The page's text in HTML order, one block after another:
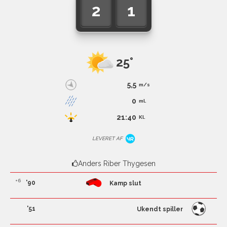
2 1
25°
5,5 m/s
0 ml.
21:40 Kl.
LEVERET AF
Anders Riber Thygesen
'90
+6 Kamp slut
'51 Ukendt spiller